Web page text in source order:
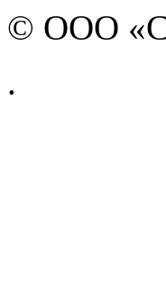
© ООО
.